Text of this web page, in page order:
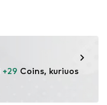
+29 Coins, kuriuos